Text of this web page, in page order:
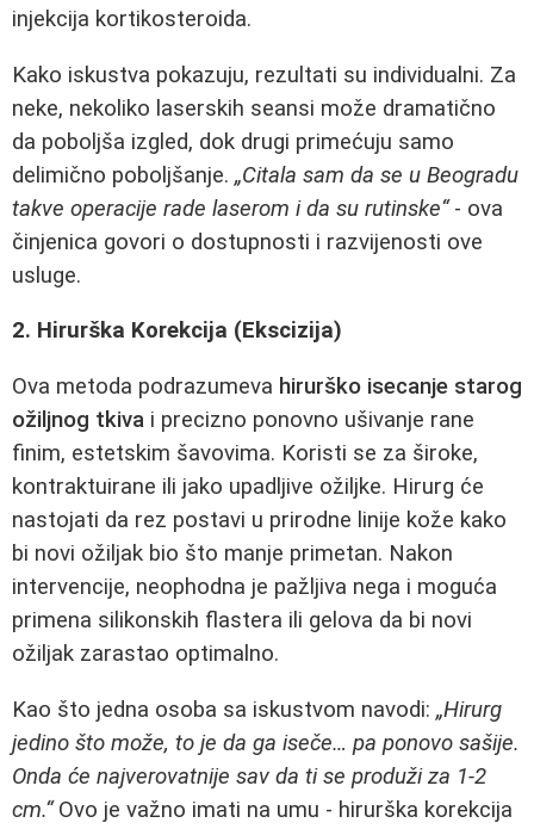
injekcija kortikosteroida.
Kako iskustva pokazuju, rezultati su individualni. Za
neke, nekoliko laserskih seansi može dramatično
da poboljša izgled, dok drugi primećuju samo
delimično poboljšanje. „Citala sam da se u Beogradu
takve operacije rade laserom i da su rutinske“- ova
činjenica govori o dostupnosti i razvijenosti ove
usluge.
2. Hirurška Korekcija (Ekscizija)
Ova metoda podrazumeva hirurško isecanje starog
ožiljnog tkiva i precizno ponovno ušivanje rane
finim, estetskim šavovima. Koristi se za široke,
kontraktuirane ili jako upadljive ožiljke. Hirurg će
nastojati da rez postavi u prirodne linije kože kako
bi novi ožiljak bio što manje primetan. Nakon
intervencije, neophodna je pažljiva nega i moguća
primena silikonskih flastera ili gelova da bi novi
ožiljak zarastao optimalno.
Kao što jedna osoba sa iskustvom navodi: „Hirurg
jedino što može, to je da ga iseče… pa ponovo sašije.
Onda će najverovatnije sav da ti se produži za 1-2
cm.“Ovo je važno imati na umu - hirurška korekcija